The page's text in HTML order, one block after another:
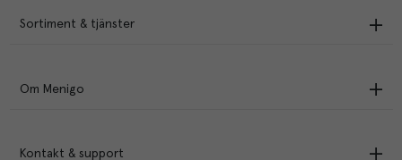
Sortiment & tjänster
Om Menigo
Kontakt & support